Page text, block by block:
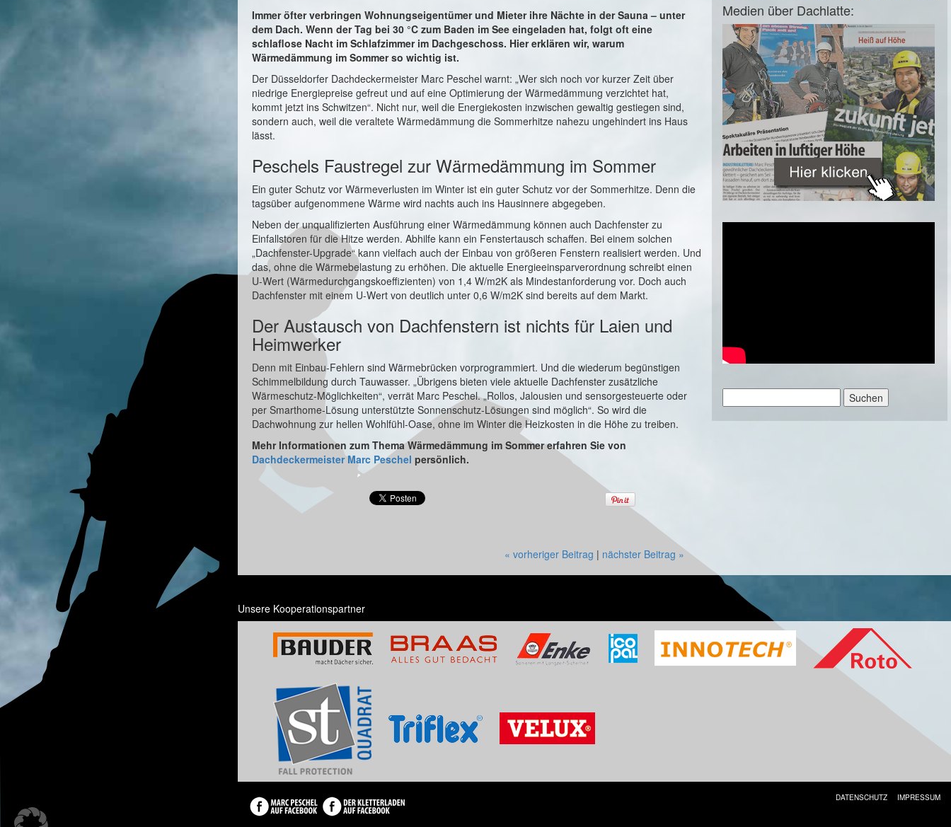
Immer öfter verbringen Wohnungseigentümer und Mieter ihre Nächte in der Sauna – unter
dem Dach. Wenn der Tag bei 30 °C zum Baden im See eingeladen hat, folgt oft eine
schlaflose Nacht im Schlafzimmer im Dachgeschoss. Hier erklären wir, warum
Wärmedämmung im Sommer so wichtig ist.
Der Düsseldorfer Dachdeckermeister Marc Peschel warnt: „Wer sich noch vor kurzer Zeit über
niedrige Energiepreise gefreut und auf eine Optimierung der Wärmedämmung verzichtet hat,
kommt jetzt ins Schwitzen“. Nicht nur, weil die Energiekosten inzwischen gewaltig gestiegen sind,
sondern auch, weil die veraltete Wärmedämmung die Sommerhitze nahezu ungehindert ins Haus
lässt.
Peschels Faustregel zur Wärmedämmung im Sommer
Ein guter Schutz vor Wärmeverlusten im Winter ist ein guter Schutz vor der Sommerhitze. Denn die
tagsüber aufgenommene Wärme wird nachts auch ins Hausinnere abgegeben.
Neben der unqualifizierten Ausführung einer Wärmedämmung können auch Dachfenster zu
Einfallstoren für die Hitze werden. Abhilfe kann ein Fenstertausch schaffen. Bei einem solchen
„Dachfenster-Upgrade“ kann vielfach auch der Einbau von größeren Fenstern realisiert werden. Und
das, ohne die Wärmebelastung zu erhöhen. Die aktuelle Energieeinsparverordnung schreibt einen
U-Wert (Wärmedurchgangskoeffizienten) von 1,4 W/m2K als Mindestanforderung vor. Doch auch
Dachfenster mit einem U-Wert von deutlich unter 0,6 W/m2K sind bereits auf dem Markt.
Der Austausch von Dachfenstern ist nichts für Laien und
Heimwerker
Denn mit Einbau-Fehlern sind Wärmebrücken vorprogrammiert. Und die wiederum begünstigen
Schimmelbildung durch Tauwasser. „Übrigens bieten viele aktuelle Dachfenster zusätzliche
Wärmeschutz-Möglichkeiten“, verrät Marc Peschel. „Rollos, Jalousien und sensorgesteuerte oder
per Smarthome-Lösung unterstützte Sonnenschutz-Lösungen sind möglich“. So wird die
Dachwohnung zur hellen Wohlfühl-Oase, ohne im Winter die Heizkosten in die Höhe zu treiben.
Mehr Informationen zum Thema Wärmedämmung im Sommer erfahren Sie von
Dachdeckermeister Marc Peschel persönlich.
Medien über Dachlatte:
nach:
« vorheriger Beitrag | nächster Beitrag »
Unsere Kooperationspartner
DATENSCHUTZ IMPRESSUM